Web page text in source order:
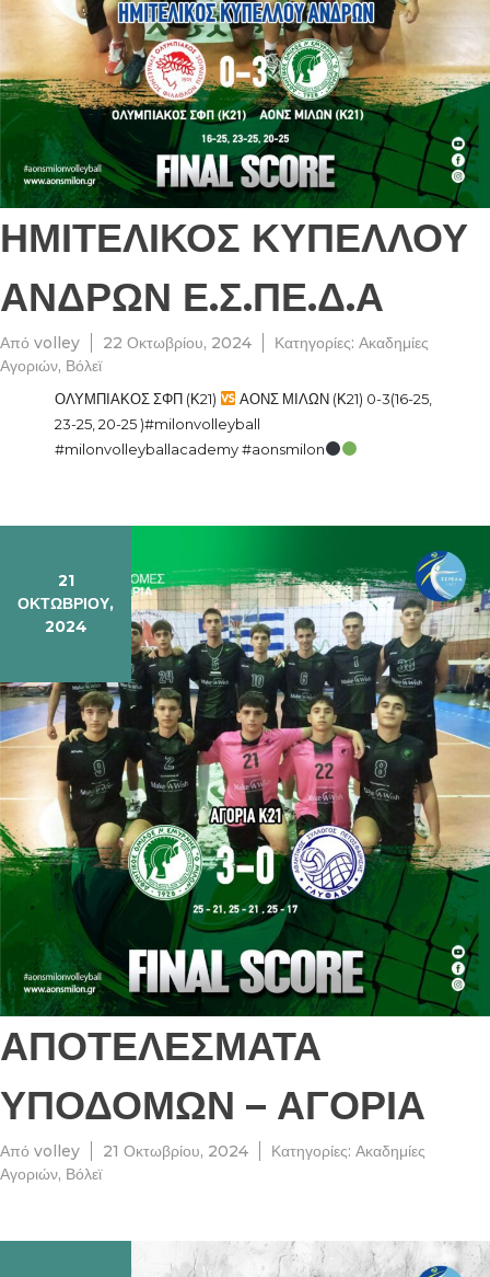
ΗΜΙΤΕΛΙΚΟΣ ΚΥΠΕΛΛΟΥ
ΑΝΔΡΩΝ Ε.Σ.ΠΕ.Δ.Α
Από volley 22 Οκτωβρίου, 2024 Κατηγορίες: Ακαδημίες
Αγοριών, Βόλεϊ
ΟΛΥΜΠΙΑΚΟΣ ΣΦΠ (Κ21)
ΑΟΝΣ ΜΙΛΩΝ (Κ21) 0-3(16-25,
23-25, 20-25 )#milonvolleyball
#milonvolleyballacademy #aonsmilon
21
ΟΚΤΩΒΡΊΟΥ,
2024
ΑΠΟΤΕΛΕΣΜΑΤΑ
ΥΠΟΔΟΜΩΝ – ΑΓΟΡΙΑ
Από volley 21 Οκτωβρίου, 2024 Κατηγορίες: Ακαδημίες
Αγοριών, Βόλεϊ